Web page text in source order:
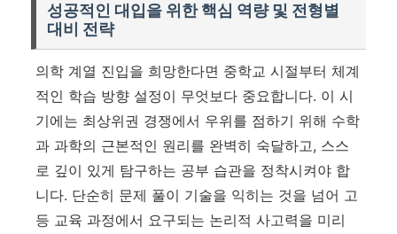
성공적인 대입을 위한 핵심 역량 및 전형별
대비 전략
의학 계열 진입을 희망한다면 중학교 시절부터 체계
적인 학습 방향 설정이 무엇보다 중요합니다. 이 시
기에는 최상위권 경쟁에서 우위를 점하기 위해 수학
과 과학의 근본적인 원리를 완벽히 숙달하고, 스스
로 깊이 있게 탐구하는 공부 습관을 정착시켜야 합
니다. 단순히 문제 풀이 기술을 익히는 것을 넘어 고
등 교육 과정에서 요구되는 논리적 사고력을 미리